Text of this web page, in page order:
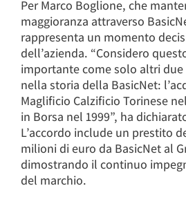
Per Marco Boglione, che
maggioranza attraverso
rappresenta un momento
dell’azienda. “Considero
importante come solo altri
nella storia della BasicNet:
Maglificio Calzificio Torinese
in Borsa nel 1999”, ha
L’accordo include un prestito
milioni di euro da BasicNet al
dimostrando il continuo
del marchio.